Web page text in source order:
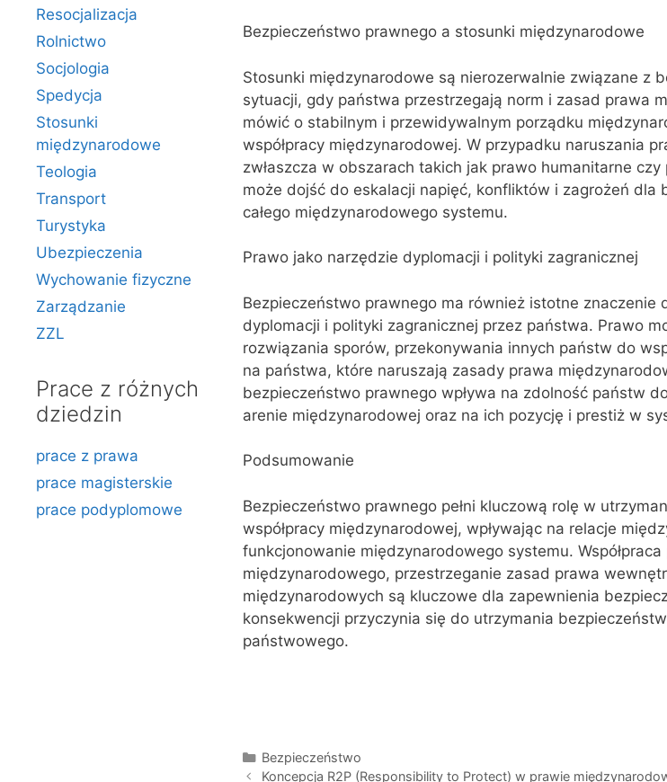
Bezpieczeństwo prawnego a stosunki międzynarodowe
Stosunki międzynarodowe są nierozerwalnie związane z
sytuacji, gdy państwa przestrzegają norm i zasad prawa
mówić o stabilnym i przewidywalnym porządku
współpracy międzynarodowej. W przypadku naruszania
zwłaszcza w obszarach takich jak prawo humanitarne
może dojść do eskalacji napięć, konfliktów i zagrożeń dla
całego międzynarodowego systemu.
Prawo jako narzędzie dyplomacji i polityki zagranicznej
Bezpieczeństwo prawnego ma również istotne znaczenie
dyplomacji i polityki zagranicznej przez państwa. Prawo
rozwiązania sporów, przekonywania innych państw do
na państwa, które naruszają zasady prawa
bezpieczeństwo prawnego wpływa na zdolność państw
arenie międzynarodowej oraz na ich pozycję i prestiż w
Podsumowanie
Bezpieczeństwo prawnego pełni kluczową rolę w
współpracy międzynarodowej, wpływając na relacje
funkcjonowanie międzynarodowego systemu.
międzynarodowego, przestrzeganie zasad prawa
międzynarodowych są kluczowe dla zapewnienia
konsekwencji przyczynia się do utrzymania
państwowego.
Kategorie
Bezpieczeństwo
Koncepcja R2P (Responsibility to Protect) w prawie
Resocjalizacja
Rolnictwo
Socjologia
Spedycja
Stosunki
międzynarodowe
Teologia
Transport
Turystyka
Ubezpieczenia
Wychowanie fizyczne
Zarządzanie
ZZL
Prace z różnych
dziedzin
prace z prawa
prace magisterskie
prace podyplomowe